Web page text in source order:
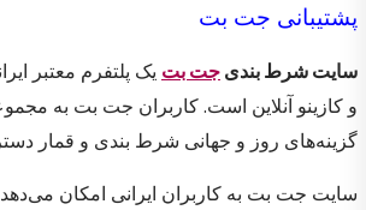
پشتیبانی جت بت
سایت شرط بندیجت بت یک پلتفرم معتبر
و کازینو آنلاین است. کاربران جت بت به
گزینه‌های روز و جهانی شرط بندی و قمار
سایت جت بت به کاربران ایرانی امکان